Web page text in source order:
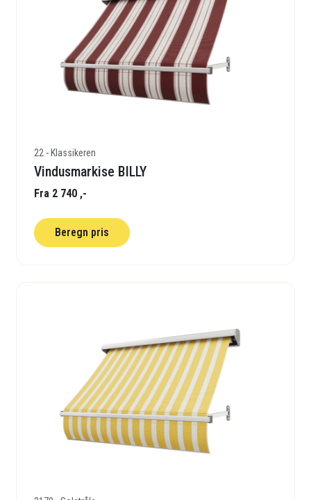
22 - Klassikeren
Vindusmarkise BILLY
Fra 2 740 ,-
Beregn pris